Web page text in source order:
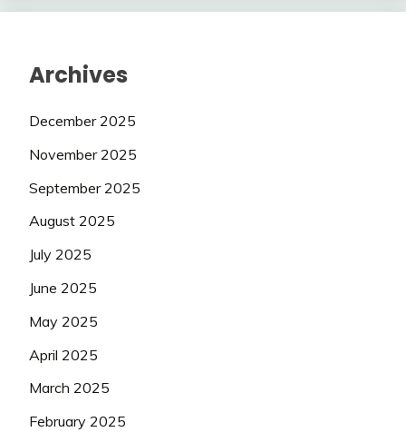
Archives
December 2025
November 2025
September 2025
August 2025
July 2025
June 2025
May 2025
April 2025
March 2025
February 2025